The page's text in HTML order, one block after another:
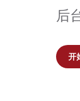
后
开